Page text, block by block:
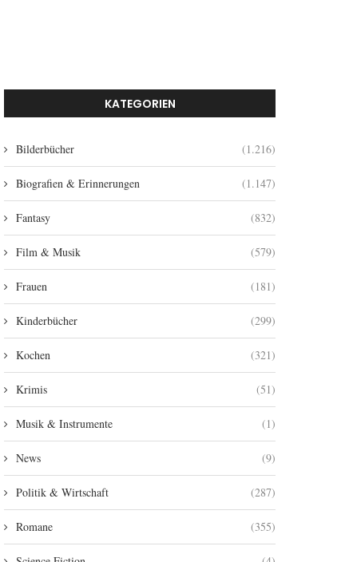
KATEGORIEN
Bilderbücher (1.216)
Biografien & Erinnerungen (1.147)
Fantasy (832)
Film & Musik (579)
Frauen (181)
Kinderbücher (299)
Kochen (321)
Krimis (51)
Musik & Instrumente (1)
News (9)
Politik & Wirtschaft (287)
Romane (355)